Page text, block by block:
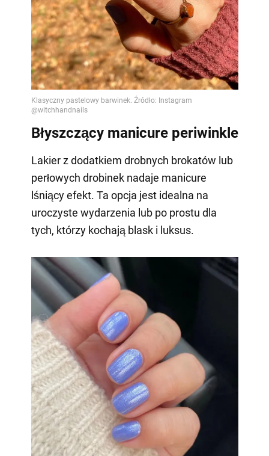
Błyszczący manicure periwinkle
Lakier z dodatkiem drobnych brokatów lub
perłowych drobinek nadaje manicure
lśniący efekt. Ta opcja jest idealna na
uroczyste wydarzenia lub po prostu dla
tych, którzy kochają blask i luksus.